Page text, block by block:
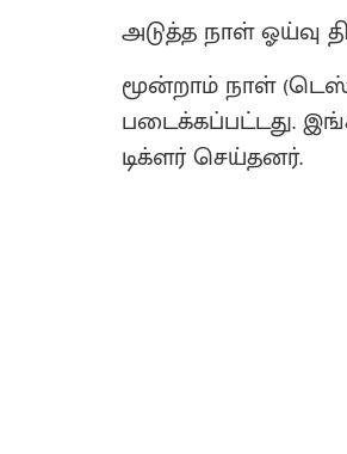
அடுத்த நாள் ஓய்வு
மூன்றாம் நாள்
படைக்கப்பட்டது.
டிக்ளர் செய்தனர்.